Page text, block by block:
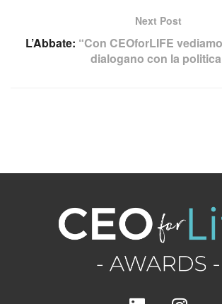
Next Post
L’Abbate: “Con CEOforLIFE
dialogano con la